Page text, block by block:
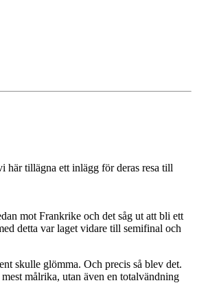
här tillägna ett inlägg för deras resa till
mot Frankrike och det såg ut att bli ett
detta var laget vidare till semifinal och
skulle glömma. Och precis så blev det.
målrika, utan även en totalvändning